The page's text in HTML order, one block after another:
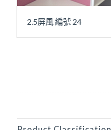
2.5屏風 編號 24